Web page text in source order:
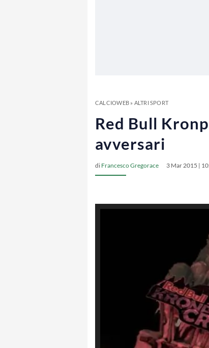
CALCIOWEB» ALTRI SPORT
Red Bull
avversari
di Francesco Gregorace 3 Mar 2015 |